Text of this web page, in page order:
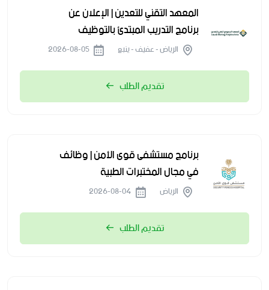
المعهد التقني للتعدين | الإعلان عن
برنامج التدريب المبتدئ بالتوظيف
الرياض - عفيف - ينبع
تقديم الطلب
برنامج مستشفى قوى الأمن | وظائف
في مجال المختبرات الطبية
الرياض
تقديم الطلب